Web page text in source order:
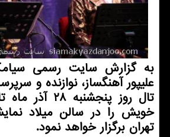
به گزارش سایت رسمی
علیپور آهنگساز، نوازنده و
تال روز
خویش را در سالن میلاد
تهران برگزار خواهد نمود.